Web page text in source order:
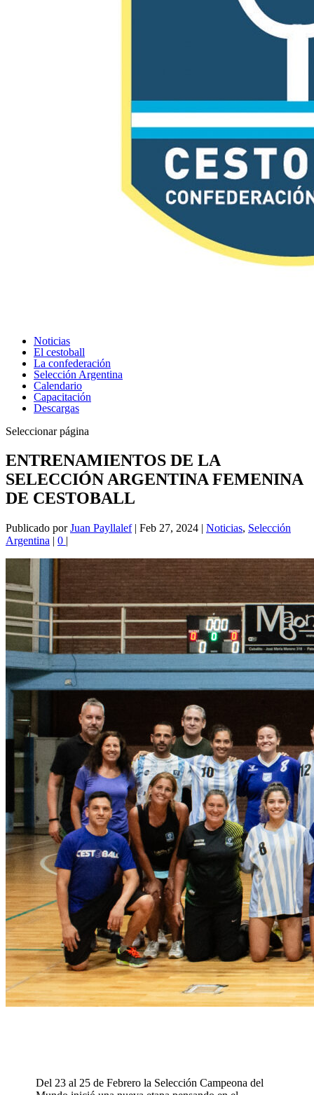
Noticias
El cestoball
La confederación
Selección Argentina
Calendario
Capacitación
Descargas
Seleccionar página
ENTRENAMIENTOS DE LA
SELECCIÓN ARGENTINA FEMENINA
DE CESTOBALL
Publicado porJuan Payllalef| Feb 27, 2024 | Noticias, Selección
Argentina | 0 |
Del 23 al 25 de Febrero la Selección Campeona del